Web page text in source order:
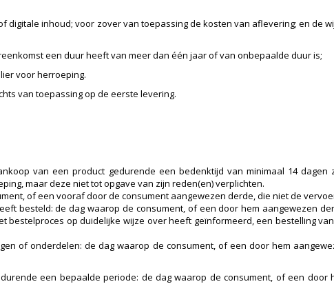
digitale inhoud; voor zover van toepassing de kosten van aflevering; en de
een duur heeft van meer dan één jaar of van onbepaalde duur is;
voor herroeping.
van toepassing op de eerste levering.
van een product gedurende een bedenktijd van minimaal 14
maar deze niet tot opgave van zijn reden(en) verplichten.
of een vooraf door de consument aangewezen derde, die niet de
besteld: de dag waarop de consument, of een door hem aangewezen
bestelproces op duidelijke wijze over heeft geïnformeerd, een bestelling
of onderdelen: de dag waarop de consument, of een door hem
een bepaalde periode: de dag waarop de consument, of een